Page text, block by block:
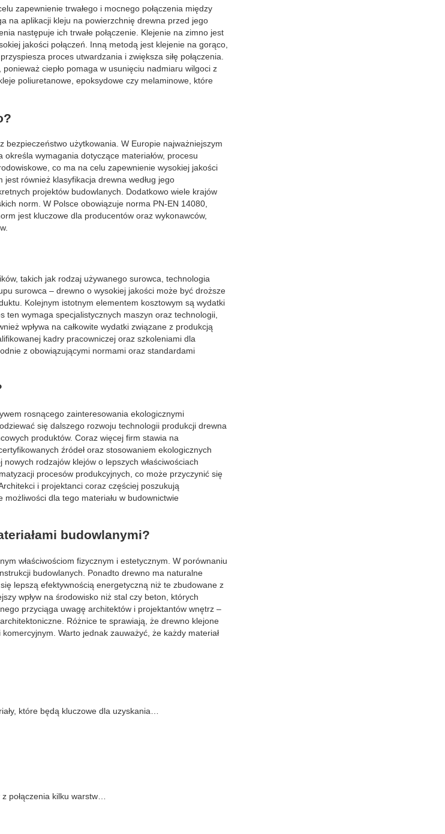
zapewnienie trwałego i mocnego połączenia między
na aplikacji kleju na powierzchnię drewna przed jego
następuje ich trwałe połączenie. Klejenie na zimno jest
jakości połączeń. Inną metodą jest klejenie na gorąco,
proces utwardzania i zwiększa siłę połączenia.
ciepło pomaga w usunięciu nadmiaru wilgoci z
poliuretanowe, epoksydowe czy melaminowe, które
bezpieczeństwo użytkowania. W Europie najważniejszym
wymagania dotyczące materiałów, procesu
co ma na celu zapewnienie wysokiej jakości
również klasyfikacja drewna według jego
projektów budowlanych. Dodatkowo wiele krajów
norm. W Polsce obowiązuje norma PN-EN 14080,
jest kluczowe dla producentów oraz wykonawców,
takich jak rodzaj używanego surowca, technologia
surowca – drewno o wysokiej jakości może być droższe
Kolejnym istotnym elementem kosztowym są wydatki
wymaga specjalistycznych maszyn oraz technologii,
wpływa na całkowite wydatki związane z produkcją
kadry pracowniczej oraz szkoleniami dla
z obowiązującymi normami oraz standardami
rosnącego zainteresowania ekologicznymi
się dalszego rozwoju technologii produkcji drewna
produktów. Coraz więcej firm stawia na
źródeł oraz stosowaniem ekologicznych
rodzajów klejów o lepszych właściwościach
procesów produkcyjnych, co może przyczynić się
i projektanci coraz częściej poszukują
dla tego materiału w budownictwie
budowlanymi?
właściwościom fizycznym i estetycznym. W porównaniu
budowlanych. Ponadto drewno ma naturalne
lepszą efektywnością energetyczną niż te zbudowane z
wpływ na środowisko niż stal czy beton, których
przyciąga uwagę architektów i projektantów wnętrz –
Różnice te sprawiają, że drewno klejone
Warto jednak zauważyć, że każdy materiał
które będą kluczowe dla uzyskania…
połączenia kilku warstw…